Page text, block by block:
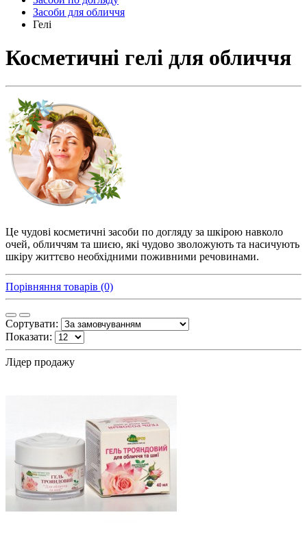
Засоби для обличчя
Гелі
Косметичні гелі для обличчя
Це чудові косметичні засоби по догляду за шкірою навколо
очей, обличчям та шиєю, які чудово зволожують та насичують
шкіру життєво необхідними поживними речовинами.
Порівняння товарів (0)
Сортувати:
Показати:
Лідер продажу